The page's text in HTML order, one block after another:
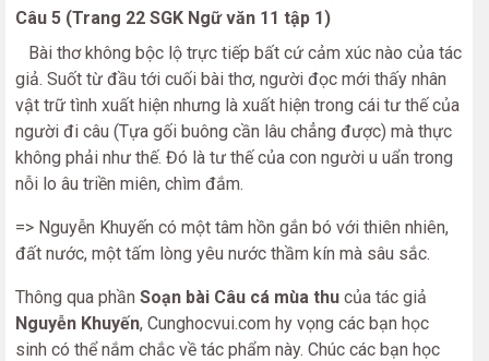
Câu 5 (Trang 22 SGK Ngữ văn 11 tập 1)
Bài thơ không bộc lộ trực tiếp bất cứ cảm xúc nào của tác
giả. Suốt từ đầu tới cuối bài thơ, người đọc mới thấy nhân
vật trữ tình xuất hiện nhưng là xuất hiện trong cái tư thế của
người đi câu (Tựa gối buông cần lâu chẳng được) mà thực
không phải như thế. Đó là tư thế của con người u uẩn trong
nỗi lo âu triền miên, chìm đắm.
=> Nguyễn Khuyến có một tâm hồn gắn bó với thiên nhiên,
đất nước, một tấm lòng yêu nước thầm kín mà sâu sắc.
Thông qua phần Soạn bài Câu cá mùa thu của tác giả
Nguyễn Khuyến, Cunghocvui.com hy vọng các bạn học
sinh có thể nắm chắc về tác phẩm này. Chúc các bạn học